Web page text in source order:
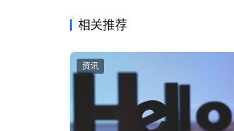
相关推荐
资讯